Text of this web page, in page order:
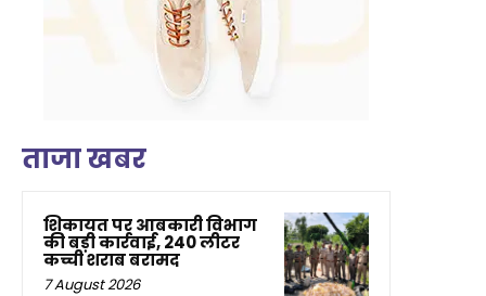
ताजा खबर
शिकायत पर आबकारी विभाग
की बड़ी कार्रवाई, 240 लीटर
कच्ची शराब बरामद
7 August 2026